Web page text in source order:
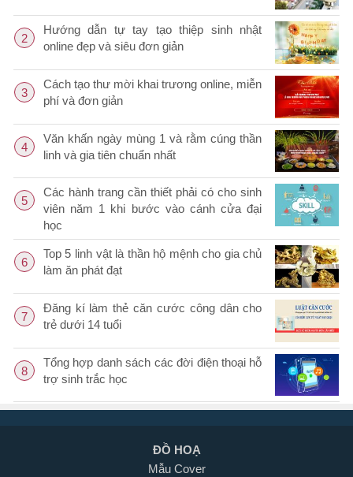
2
Hướng dẫn tự tay tạo thiệp sinh nhật
online đẹp và siêu đơn giản
3
Cách tạo thư mời khai trương online, miễn
phí và đơn giản
4
Văn khấn ngày mùng 1 và rằm cúng thần
linh và gia tiên chuẩn nhất
5
Các hành trang cần thiết phải có cho sinh
viên năm 1 khi bước vào cánh cửa đại
học
6
Top 5 linh vật là thần hộ mệnh cho gia chủ
làm ăn phát đạt
7
Đăng kí làm thẻ căn cước công dân cho
trẻ dưới 14 tuổi
8
Tổng hợp danh sách các đời điện thoại hỗ
trợ sinh trắc học
ĐỒ HOẠ
Mẫu Cover